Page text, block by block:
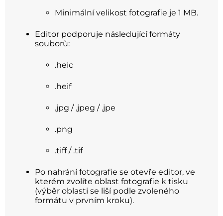
Minimální velikost fotografie je 1 MB.
Editor podporuje následující formáty
souborů:
.heic
.heif
.jpg / .jpeg / .jpe
.png
.tiff / .tif
Po nahrání fotografie se otevře editor, ve
kterém zvolíte oblast fotografie k tisku
(výběr oblasti se liší podle zvoleného
formátu v prvním kroku).